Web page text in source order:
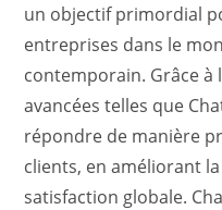
un objectif primordial
entreprises dans le
contemporain. Grâce à
avancées telles que
répondre de manière
clients, en améliorant
satisfaction globale.